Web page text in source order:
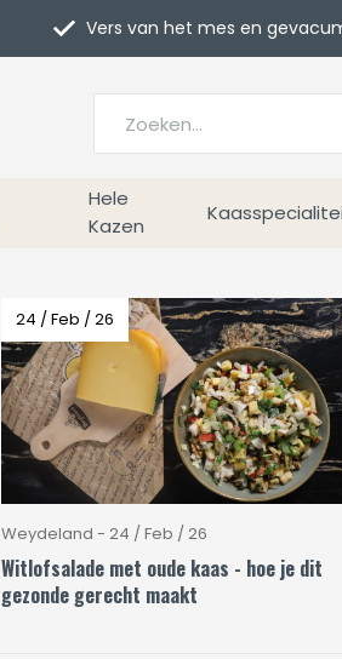
Hele
Kazen
Vers van het mes en
24 / Feb / 26
Weydeland - 24 / Feb / 26
Witlofsalade met oude kaas - hoe je dit
gezonde gerecht maakt